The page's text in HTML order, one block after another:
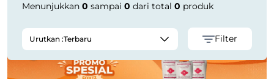
Menunjukkan 0 sampai 0 dari total 0 produk
Urutkan :Terbaru Filter